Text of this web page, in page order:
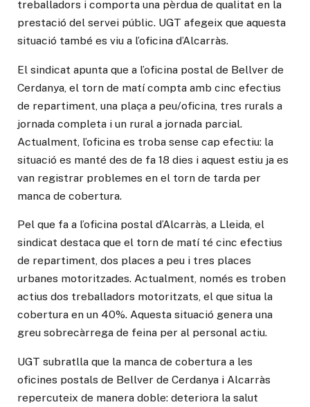
treballadors i comporta una pèrdua de qualitat en la
prestació del servei públic. UGT afegeix que aquesta
situació també es viu a l’oficina d’Alcarràs.
El sindicat apunta que a l’oficina postal de Bellver de
Cerdanya, el torn de matí compta amb cinc efectius
de repartiment, una plaça a peu/oficina, tres rurals a
jornada completa i un rural a jornada parcial.
Actualment, l’oficina es troba sense cap efectiu: la
situació es manté des de fa 18 dies i aquest estiu ja es
van registrar problemes en el torn de tarda per
manca de cobertura.
Pel que fa a l’oficina postal d’Alcarràs, a Lleida, el
sindicat destaca que el torn de matí té cinc efectius
de repartiment, dos places a peu i tres places
urbanes motoritzades. Actualment, només es troben
actius dos treballadors motoritzats, el que situa la
cobertura en un 40%. Aquesta situació genera una
greu sobrecàrrega de feina per al personal actiu.
UGT subratlla que la manca de cobertura a les
oficines postals de Bellver de Cerdanya i Alcarràs
repercuteix de manera doble: deteriora la salut